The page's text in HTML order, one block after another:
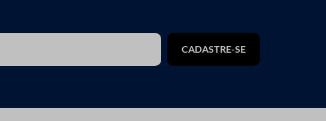
CADASTRE-SE